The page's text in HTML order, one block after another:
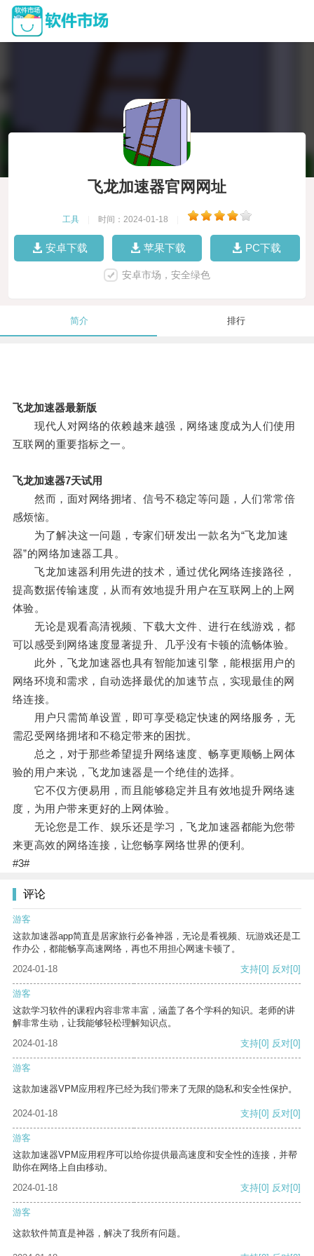
飞龙加速器官网网址
工具 时间：2024-01-18
安卓下载 苹果下载 PC下载
安卓市场，安全绿色
简介 排行
飞龙加速器最新版
现代人对网络的依赖越来越强，网络速度成为人们使用
互联网的重要指标之一。
飞龙加速器7天试用
然而，面对网络拥堵、信号不稳定等问题，人们常常倍
感烦恼。
为了解决这一问题，专家们研发出一款名为“飞龙加速
器”的网络加速器工具。
飞龙加速器利用先进的技术，通过优化网络连接路径，
提高数据传输速度，从而有效地提升用户在互联网上的上网
体验。
无论是观看高清视频、下载大文件、进行在线游戏，都
可以感受到网络速度显著提升、几乎没有卡顿的流畅体验。
此外，飞龙加速器也具有智能加速引擎，能根据用户的
网络环境和需求，自动选择最优的加速节点，实现最佳的网
络连接。
用户只需简单设置，即可享受稳定快速的网络服务，无
需忍受网络拥堵和不稳定带来的困扰。
总之，对于那些希望提升网络速度、畅享更顺畅上网体
验的用户来说，飞龙加速器是一个绝佳的选择。
它不仅方便易用，而且能够稳定并且有效地提升网络速
度，为用户带来更好的上网体验。
无论您是工作、娱乐还是学习，飞龙加速器都能为您带
来更高效的网络连接，让您畅享网络世界的便利。
#3#
评论
游客
这款加速器app简直是居家旅行必备神器，无论是看视频、玩游戏还是工
作办公，都能畅享高速网络，再也不用担心网速卡顿了。
2024-01-18
支持[0] 反对[0]
游客
这款学习软件的课程内容非常丰富，涵盖了各个学科的知识。老师的讲
解非常生动，让我能够轻松理解知识点。
2024-01-18
支持[0] 反对[0]
游客
这款加速器VPM应用程序已经为我们带来了无限的隐私和安全性保护。
2024-01-18 支持[0] 反对[0]
游客
这款加速器VPM应用程序可以给你提供最高速度和安全性的连接，并帮
助你在网络上自由移动。
2024-01-18
支持[0] 反对[0]
游客
这款软件简直是神器，解决了我所有问题。